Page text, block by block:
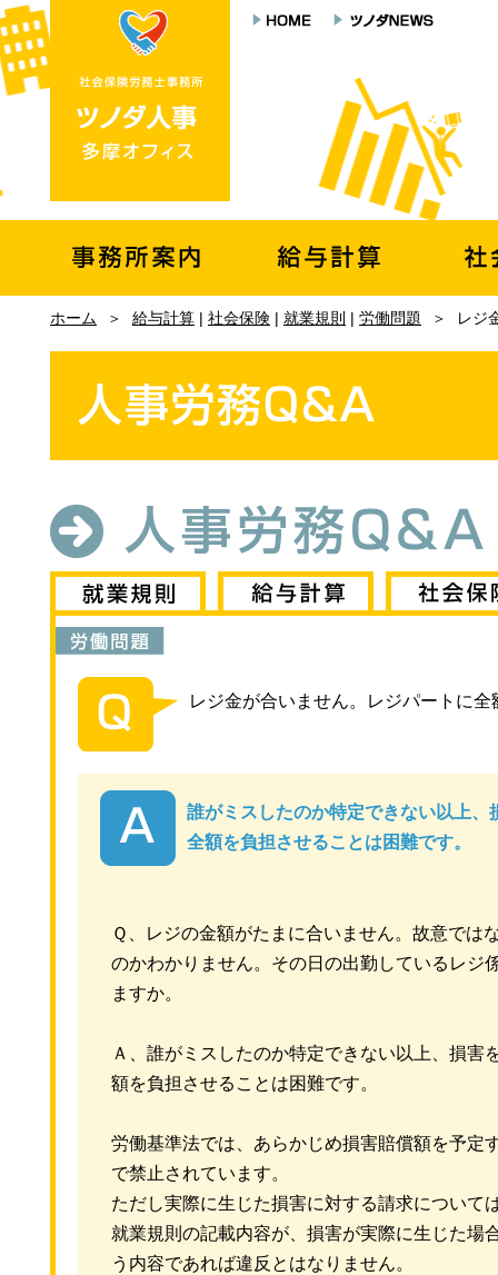
ホーム ＞ 給与計算 | 社会保険 | 就業規則 | 労働問題 ＞ レジ
レジ金が合いません。レジパートに
誰がミスしたのか特定できない以上
全額を負担させることは困難です。
Ｑ、レジの金額がたまに合いません。故意では
のかわかりません。その日の出勤しているレジ
ますか。
Ａ、誰がミスしたのか特定できない以上、損害
額を負担させることは困難です。
労働基準法では、あらかじめ損害賠償額を予定
で禁止されています。
ただし実際に生じた損害に対する請求について
就業規則の記載内容が、損害が実際に生じた場
う内容であれば違反とはなりません。